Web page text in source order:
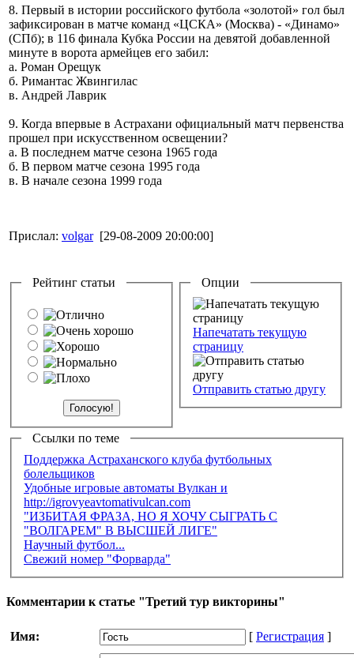
8. Первый в истории российского футбола «золотой» гол был
зафиксирован в матче команд «ЦСКА» (Москва) - «Динамо»
(СПб); в 116 финала Кубка России на девятой добавленной
минуте в ворота армейцев его забил:
а. Роман Орещук
б. Римантас Жвингилас
в. Андрей Лаврик
9. Когда впервые в Астрахани официальный матч первенства
прошел при искусственном освещении?
а. В последнем матче сезона 1965 года
б. В первом матче сезона 1995 года
в. В начале сезона 1999 года
Прислал: volgar [29-08-2009 20:00:00]
Рейтинг статьи Опции
Напечатать текущую
страницу
Отправить статью другу
Ссылки по теме
Поддержка Астраханского клуба футбольных
болельщиков
Удобные игровые автоматы Вулкан и
http://igrovyeavtomativulcan.com
"ИЗБИТАЯ ФРАЗА, НО Я ХОЧУ СЫГРАТЬ С
"ВОЛГАРЕМ" В ВЫСШЕЙ ЛИГЕ"
Научный футбол...
Свежий номер "Форварда"
Комментарии к статье "Третий тур викторины"
Имя: [ Регистрация ]